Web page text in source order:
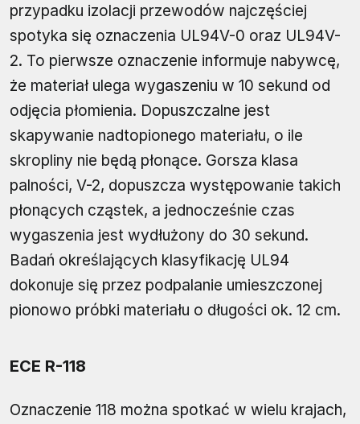
przypadku izolacji przewodów najczęściej
spotyka się oznaczenia UL94V-0 oraz UL94V-
2. To pierwsze oznaczenie informuje nabywcę,
że materiał ulega wygaszeniu w 10 sekund od
odjęcia płomienia. Dopuszczalne jest
skapywanie nadtopionego materiału, o ile
skropliny nie będą płonące. Gorsza klasa
palności, V-2, dopuszcza występowanie takich
płonących cząstek, a jednocześnie czas
wygaszenia jest wydłużony do 30 sekund.
Badań określających klasyfikację UL94
dokonuje się przez podpalanie umieszczonej
pionowo próbki materiału o długości ok. 12 cm.
ECE R-118
Oznaczenie 118 można spotkać w wielu krajach,